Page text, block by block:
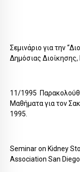
Σεμινάριο για την
Δημόσιας
11/1995
Μαθήματα για τον
1995.
Seminar on Kidney
Association San